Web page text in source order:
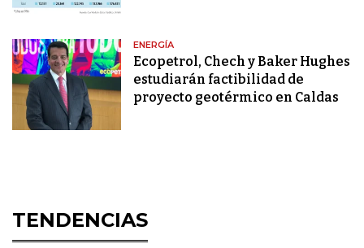
ENERGÍA
Ecopetrol, Chech y Baker Hughes
estudiarán factibilidad de
proyecto geotérmico en Caldas
TENDENCIAS